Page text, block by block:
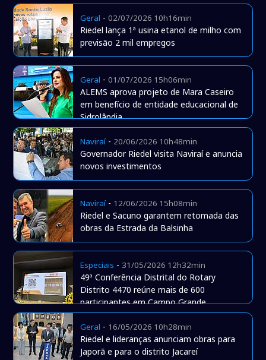
Geral -02/07/2026 10h16min
Riedel lança 1ª usina etanol de milho com
previsão 2 mil empregos
Geral -01/07/2026 15h06min
ALEMS aprova projeto de Mara Caseiro
em benefício de entidade educacional de
Sidrolândia
Naviraí- 20/06/2026 10h48min
Governador Riedel visita Naviraí e anuncia
novos investimentos
Naviraí- 12/06/2026 15h08min
Riedel e Sacuno garantem retomada das
obras da Estrada da Balsinha
Especiais - 31/05/2026 12h32min
49ª Conferência Distrital do Rotary
Distrito 4470 reúne mais de 600
participantes em Campo Grande
Geral - 16/05/2026 10h28min
Riedel e lideranças anunciam obras para
Japorã e para o distrito Jacareí